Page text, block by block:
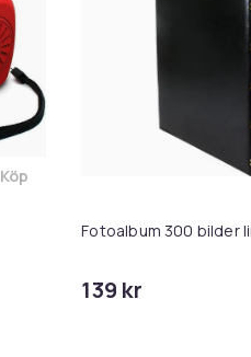
Lägg till Vevradio med
Köp
Fotoalbum 300 bilder
139 kr